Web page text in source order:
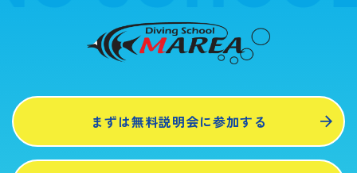
まずは無料説明会に参加する